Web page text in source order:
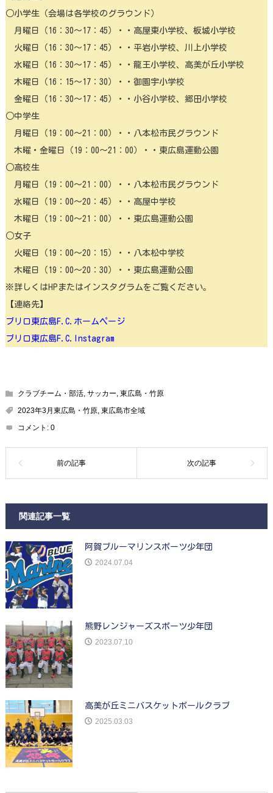
○小学生（会場は各学校のグラウンド）
月曜日（16：30〜17：45）・・高屋東小学校、板城小学校
火曜日（16：30〜17：45）・・平岩小学校、川上小学校
水曜日（16：30〜17：45）・・龍王小学校、高美が丘小学校
木曜日（16：15〜17：30）・・御園宇小学校
金曜日（16：30〜17：45）・・小谷小学校、郷田小学校
○中学生
月曜日（19：00〜21：00）・・八本松市民グラウンド
木曜・金曜日（19：00〜21：00）・・東広島運動公園
○高校生
月曜日（19：00〜21：00）・・八本松市民グラウンド
水曜日（19：00〜20：45）・・高屋中学校
木曜日（19：00〜21：00）・・東広島運動公園
○女子
火曜日（19：00〜20：15）・・八本松中学校
木曜日（19：00〜20：30）・・東広島運動公園
※詳しくはHPまたはインスタグラムをご覧ください。
【連絡先】
ブリロ東広島F.C.ホームページ
ブリロ東広島F.C.Instagram
クラブチーム・部活,サッカー,東広島・竹原
2023年3月東広島・竹原,東広島市全域
コメント:0
関連記事一覧
阿賀ブルーマリンスポーツ少年団
2024.07.04
熊野レンジャーズスポーツ少年団
2023.07.10
高美が丘ミニバスケットボールクラブ
2025.03.03